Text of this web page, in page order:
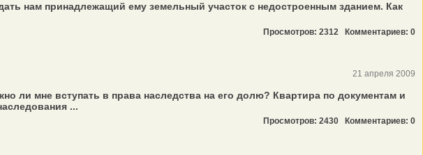
нам принадлежащий ему земельный участок с недостроенным зданием. Как
Просмотров: 2312 Комментариев: 0
21 апреля 2009
ли мне вступать в права наследства на его долю? Квартира по документам и
...
Просмотров: 2430 Комментариев: 0